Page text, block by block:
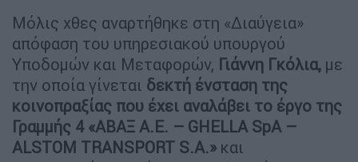
Μόλις χθες αναρτήθηκε στη «Διαύγεια»
απόφαση του υπηρεσιακού υπουργού
Υποδομών και Μεταφορών, Γιάννη Γκόλια, με
την οποία γίνεται δεκτή ένσταση της
κοινοπραξίας που έχει αναλάβει το έργο της
Γραμμής 4 «ΑΒΑΞ Α.Ε. – GHELLA SpA –
ALSTOM TRANSPORT S.A.» και